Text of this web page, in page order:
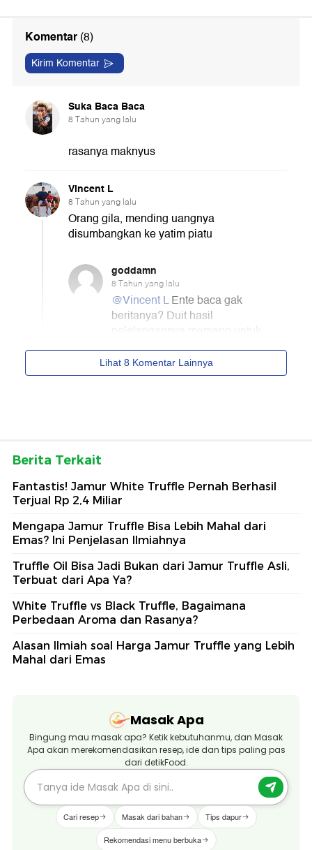
Berita Terkait
Fantastis! Jamur White Truffle Pernah Berhasil
Terjual Rp 2,4 Miliar
Mengapa Jamur Truffle Bisa Lebih Mahal dari
Emas? Ini Penjelasan Ilmiahnya
Truffle Oil Bisa Jadi Bukan dari Jamur Truffle Asli,
Terbuat dari Apa Ya?
White Truffle vs Black Truffle, Bagaimana
Perbedaan Aroma dan Rasanya?
Alasan Ilmiah soal Harga Jamur Truffle yang Lebih
Mahal dari Emas
Masak Apa
Bingung mau masak apa? Ketik kebutuhanmu, dan Masak
Apa akan merekomendasikan resep, ide dan tips paling pas
dari detikFood.
Cari resep Masak dari bahan Tips dapur
Rekomendasi menu berbuka